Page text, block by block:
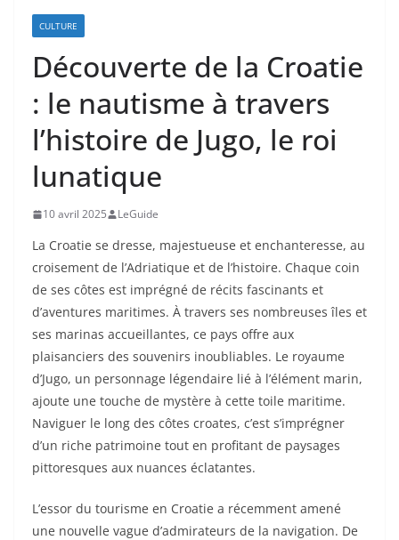
CULTURE
Découverte de la Croatie
: le nautisme à travers
l’histoire de Jugo, le roi
lunatique
10 avril 2025 LeGuide
La Croatie se dresse, majestueuse et enchanteresse, au
croisement de l’Adriatique et de l’histoire. Chaque coin
de ses côtes est imprégné de récits fascinants et
d’aventures maritimes. À travers ses nombreuses îles et
ses marinas accueillantes, ce pays offre aux
plaisanciers des souvenirs inoubliables. Le royaume
d’Jugo, un personnage légendaire lié à l’élément marin,
ajoute une touche de mystère à cette toile maritime.
Naviguer le long des côtes croates, c’est s’imprégner
d’un riche patrimoine tout en profitant de paysages
pittoresques aux nuances éclatantes.
L’essor du tourisme en Croatie a récemment amené
une nouvelle vague d’admirateurs de la navigation. De